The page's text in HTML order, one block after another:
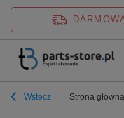
Wstecz Strona główna